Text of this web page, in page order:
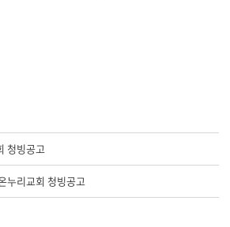
청빙공고
누리교회 청빙공고